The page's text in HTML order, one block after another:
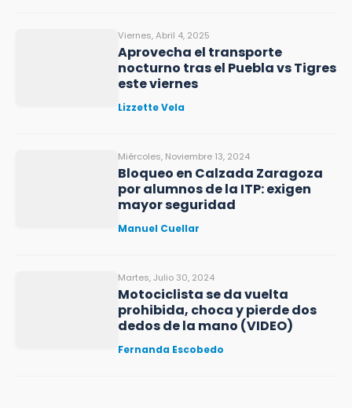
Viernes, Abril 4, 2025
Aprovecha el transporte
nocturno tras el Puebla vs Tigres
este viernes
Lizzette Vela
Miércoles, Noviembre 13, 2024
Bloqueo en Calzada Zaragoza
por alumnos de la ITP: exigen
mayor seguridad
Manuel Cuellar
Martes, Julio 30, 2024
Motociclista se da vuelta
prohibida, choca y pierde dos
dedos de la mano (VIDEO)
Fernanda Escobedo